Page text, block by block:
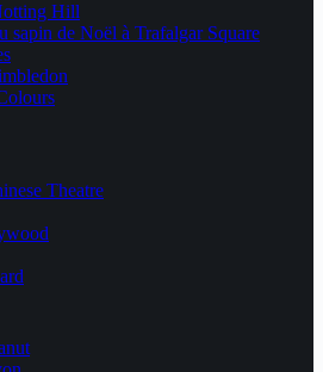
Hill
sapin de Noël à Trafalgar Square
Theatre